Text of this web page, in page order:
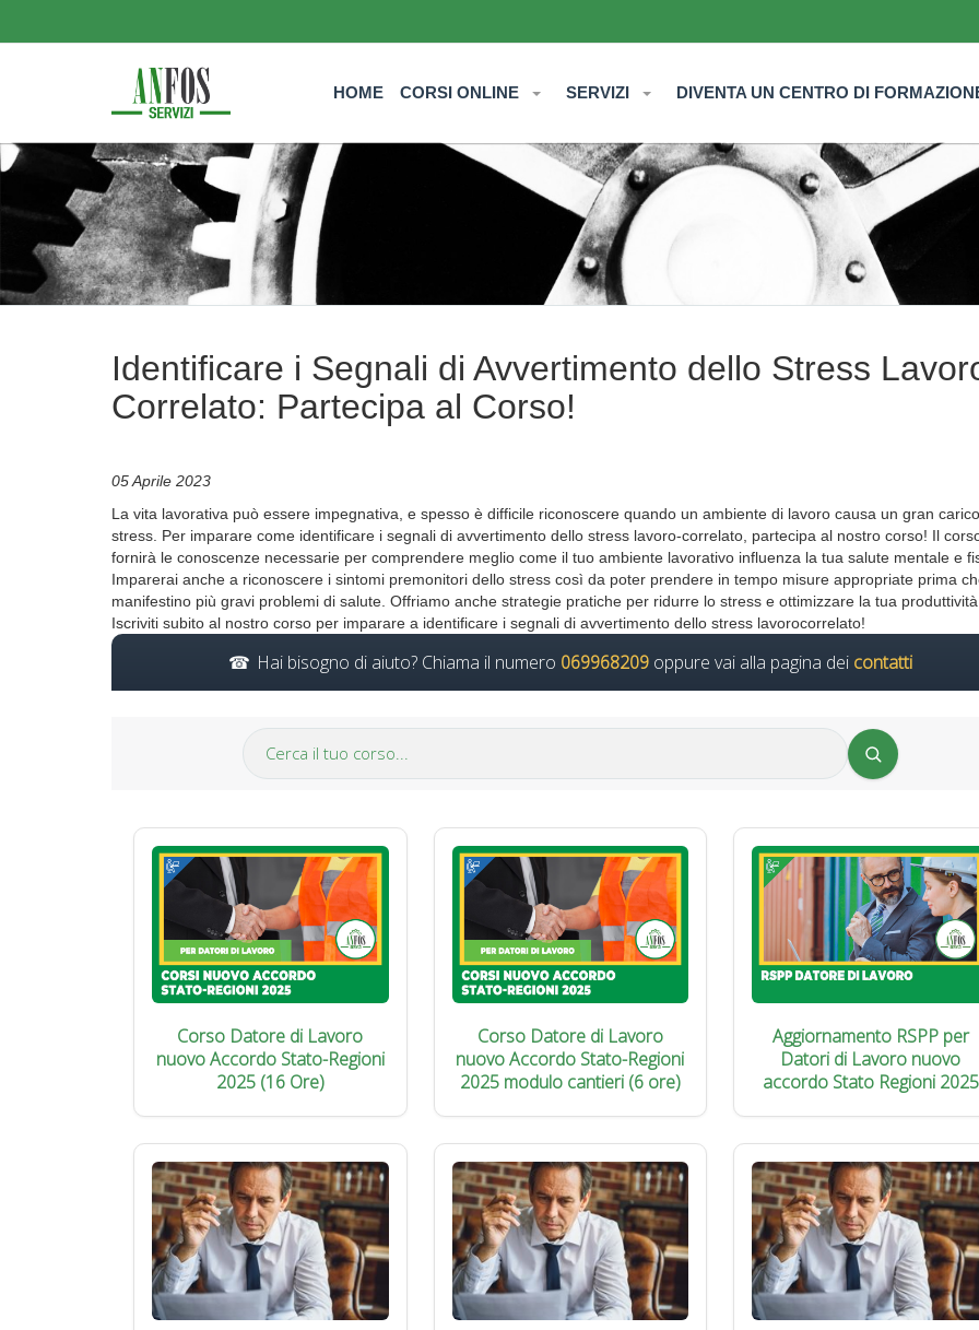
HOME CORSI ONLINE SERVIZI DIVENTA UN CENTRO DI
Identificare i Segnali di Avvertimento dello Stress
Correlato: Partecipa al Corso!
05 Aprile 2023
La vita lavorativa può essere impegnativa, e spesso è difficile riconoscere quando un ambiente di lavoro causa un gran
stress. Per imparare come identificare i segnali di avvertimento dello stress lavoro-correlato, partecipa al nostro corso! Il
fornirà le conoscenze necessarie per comprendere meglio come il tuo ambiente lavorativo influenza la tua salute mentale e
Imparerai anche a riconoscere i sintomi premonitori dello stress così da poter prendere in tempo misure appropriate prima
manifestino più gravi problemi di salute. Offriamo anche strategie pratiche per ridurre lo stress e ottimizzare la tua
Iscriviti subito al nostro corso per imparare a identificare i segnali di avvertimento dello stress lavorocorrelato!
Hai bisogno di aiuto? Chiama il numero 069968209 oppure vai alla pagina dei contatti
Corso Datore di Lavoro
nuovo Accordo Stato-Regioni
2025 (16 Ore)
Corso Datore di Lavoro
nuovo Accordo Stato-Regioni
2025 modulo cantieri (6 ore)
Aggiornamento RSPP per
Datori di Lavoro nuovo
accordo Stato Regioni 2025